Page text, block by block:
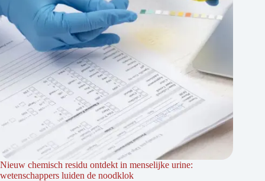
Nieuw chemisch residu ontdekt in menselijke urine:
wetenschappers luiden de noodklok